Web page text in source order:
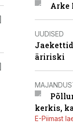
Arke
UUDISED
äririski
kerkis,
E-Piimast